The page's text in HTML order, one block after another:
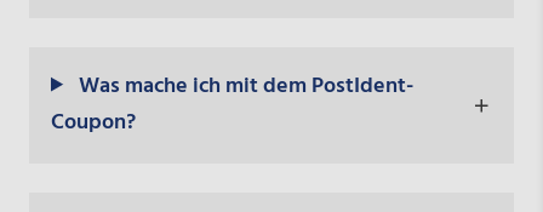
Was mache ich mit dem PostIdent-
Coupon?